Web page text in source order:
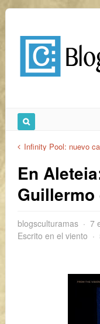
Infinity Pool: nuevo
En
Guillermo
blogsculturamas 7
Escrito en el viento